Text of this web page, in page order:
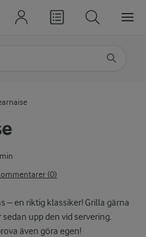
(0)
– en riktig klassiker! Grilla gärna
upp den vid servering.
även göra egen!